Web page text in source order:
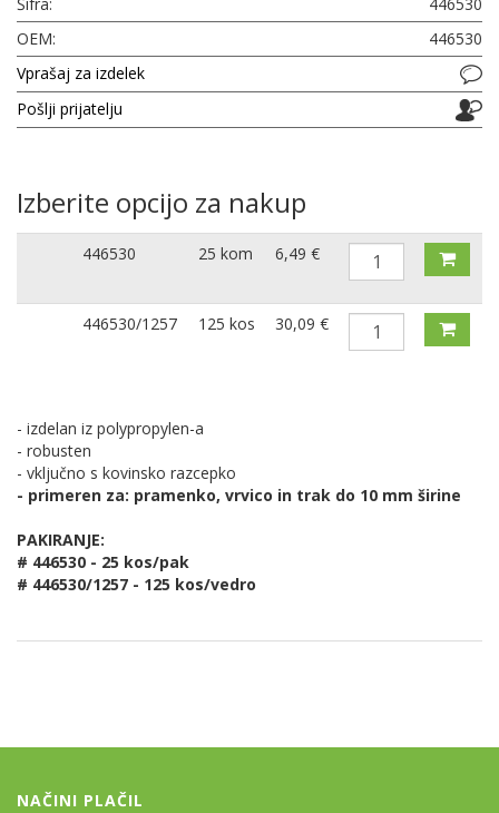
OEM:
446530
Vprašaj za izdelek
Pošlji prijatelju
Izberite opcijo za nakup
446530 25 kom 6,49 €
446530/1257 125 kos 30,09 €
- izdelan iz polypropylen-a
- robusten
- vključno s kovinsko razcepko
- primeren za: pramenko, vrvico in trak do 10 mm širine
PAKIRANJE:
# 446530 - 25 kos/pak
# 446530/1257 - 125 kos/vedro
NAČINI PLAČIL